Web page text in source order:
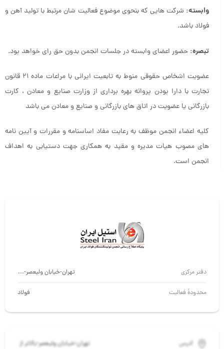
وابسته: شرکت هایی که بنحوی موضوع فعالیت شان مرتبط با تولید آهن و
فولاد باشد.
تبصره: حضور اعضای وابسته در جلسات انجمن بدون حق رای خواهد بود.
عضویت اشخاص حقوقی منوط به تابعیت ایرانی با مراعات ماده ۲۱ قانون
تجارت با دارا بودن پروانه بهره برداری از وزارت صنایع و معادن ، کارت
بازرگانی یا عضویت در اتاق های بازرگانی و صنایع و معادن می باشد
کلیه اعضاء انجمن موظف به رعایت مفاد اساسنامه و مقررات و آیین نامه
های مصوب هیات مدیره و مقید به همکاری جهت دستیابی به اهداف
انجمن است.
دفتر مرکزی تهران-خیابان ولیعصر-بالاتر از بهشتی-کوچه پردیس پلاک 1/3
محدودهٔ فعالیت فولاد
آدرس
تهران-خیابان ولیعصر-بالاتر از